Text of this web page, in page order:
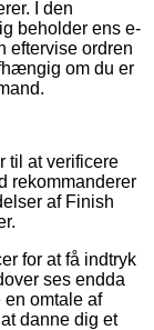
I den
beholder ens e-
eftervise ordren
om du er
til at verificere
rekommanderer
af Finish
for at få indtryk
ses endda
en omtale af
danne dig et